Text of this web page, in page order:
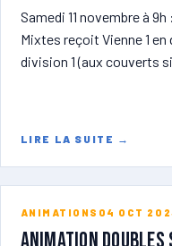
Samedi 11 novembre à
Mixtes reçoit Vienne 1
division 1 (aux couverts
LIRE LA SUITE →
ANIMATIONS 04 OCT